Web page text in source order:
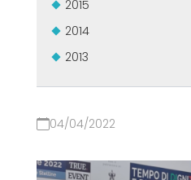
2015
2014
2013
04/04/2022